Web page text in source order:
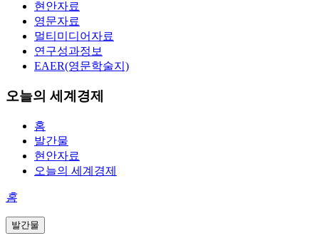
현안자료
영문자료
멀티미디어자료
연구성과정보
EAER(영문학술지)
오늘의 세계경제
홈
발간물
현안자료
오늘의 세계경제
홈
발간물